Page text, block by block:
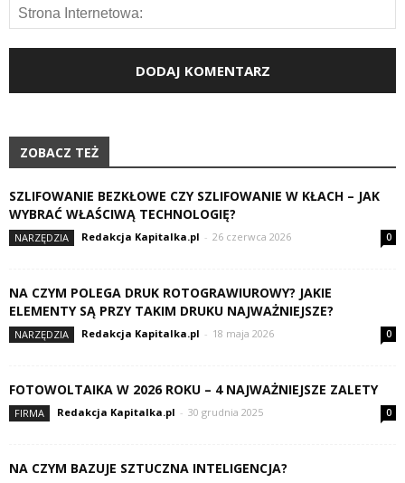
ZOBACZ TEŻ
SZLIFOWANIE BEZKŁOWE CZY SZLIFOWANIE W KŁACH – JAK
WYBRAĆ WŁAŚCIWĄ TECHNOLOGIĘ?
NARZĘDZIA Redakcja Kapitalka.pl - 26 czerwca 2026 0
NA CZYM POLEGA DRUK ROTOGRAWIUROWY? JAKIE
ELEMENTY SĄ PRZY TAKIM DRUKU NAJWAŻNIEJSZE?
NARZĘDZIA Redakcja Kapitalka.pl - 18 maja 2026 0
FOTOWOLTAIKA W 2026 ROKU – 4 NAJWAŻNIEJSZE ZALETY
FIRMA Redakcja Kapitalka.pl - 30 grudnia 2025 0
NA CZYM BAZUJE SZTUCZNA INTELIGENCJA?